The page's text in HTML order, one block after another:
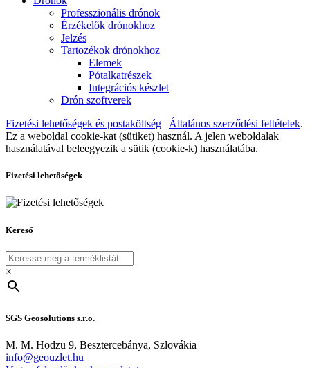
Professzionális drónok
Érzékelők drónokhoz
Jelzés
Tartozékok drónokhoz
Elemek
Pótalkatrészek
Integrációs készlet
Drón szoftverek
Fizetési lehetőségek és postaköltség | Általános szerződési feltételek.
Ez a weboldal cookie-kat (sütiket) használ. A jelen weboldalak
használatával beleegyezik a sütik (cookie-k) használatába.
Fizetési lehetőségek
Kereső
×
SGS Geosolutions s.r.o.
M. M. Hodzu 9, Besztercebánya, Szlovákia
info@geouzlet.hu